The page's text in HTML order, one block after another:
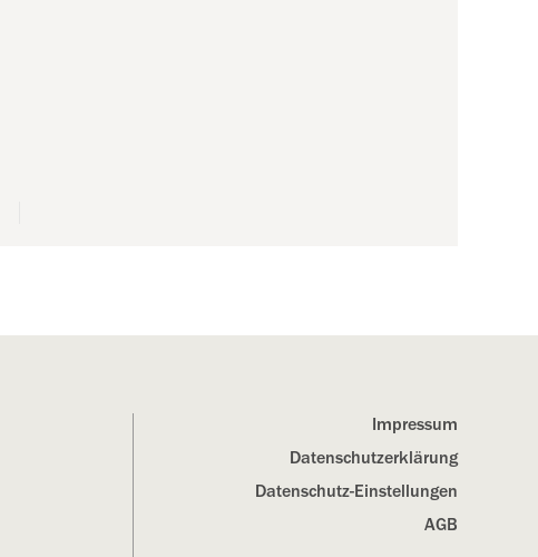
Impressum
Datenschutz­erklärung
Datenschutz-Einstellungen
AGB